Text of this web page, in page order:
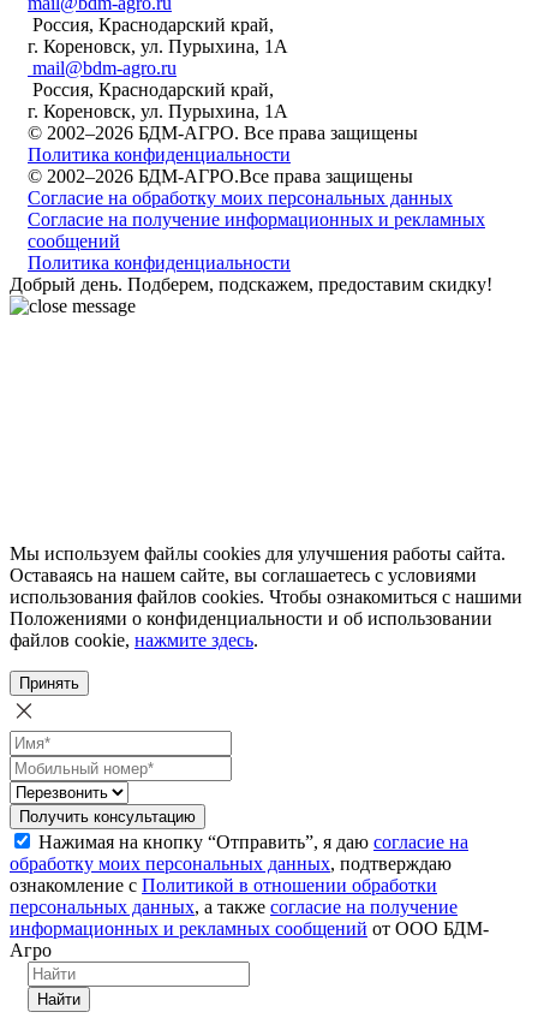
Россия, Краснодарский край,
г. Кореновск, ул. Пурыхина, 1А
mail@bdm-agro.ru
Россия, Краснодарский край,
г. Кореновск, ул. Пурыхина, 1А
© 2002–2026 БДМ-АГРО. Все права защищены
Политика конфиденциальности
© 2002–2026 БДМ-АГРО.Все права защищены
Согласие на обработку моих персональных данных
Согласие на получение информационных и рекламных
сообщений
Политика конфиденциальности
Добрый день. Подберем, подскажем, предоставим скидку!
Мы используем файлы cookies для улучшения работы сайта.
Оставаясь на нашем сайте, вы соглашаетесь с условиями
использования файлов cookies. Чтобы ознакомиться с нашими
Положениями о конфиденциальности и об использовании
файлов cookie, нажмите здесь.
Принять
Получить консультацию
Нажимая на кнопку “Отправить”, я даю согласие на
обработку моих персональных данных, подтверждаю
ознакомление с Политикой в отношении обработки
персональных данных, а также согласие на получение
информационных и рекламных сообщений от ООО БДМ-
Агро
Найти